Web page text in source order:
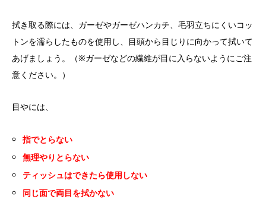
拭き取る際には、ガーゼやガーゼハンカチ、毛羽立ちにくいコッ
トンを濡らしたものを使用し、目頭から目じりに向かって拭いて
あげましょう。（※ガーゼなどの繊維が目に入らないようにご注
意ください。）
目やには、
指でとらない
無理やりとらない
ティッシュはできたら使用しない
同じ面で両目を拭かない